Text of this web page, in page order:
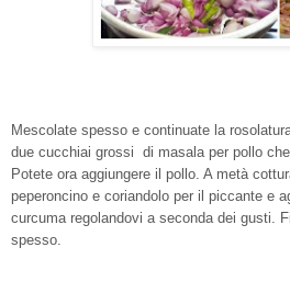
Mescolate spesso e continuate la
due cucchiai grossi di masala per pollo
Potete ora aggiungere il pollo. A metà
peperoncino e coriandolo per il piccante e
curcuma regolandovi a seconda dei gusti.
spesso.